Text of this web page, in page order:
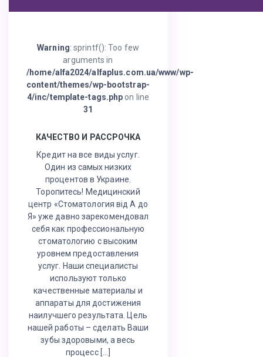
Warning: sprintf(): Too few
arguments in
/home/alfa2024/alfaplus.com.ua/www/wp-
content/themes/wp-bootstrap-
4/inc/template-tags.php on line
31
КАЧЕСТВО И РАССРОЧКА
Кредит на все виды услуг.
Один из самых низких
процентов в Украине.
Торопитесь! Медицинский
центр «Стоматология від А до
Я» уже давно зарекомендовал
себя как профессиональную
стоматологию с высоким
уровнем предоставления
услуг. Наши специалисты
используют только
качественные материалы и
аппараты для достижения
наилучшего результата. Цель
нашей работы – сделать Ваши
зубы здоровыми, а весь
процесс […]